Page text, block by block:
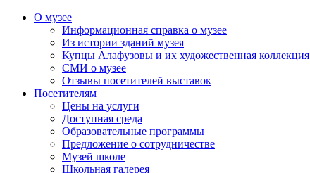
О музее
Информационная справка о музее
Из истории зданий музея
Купцы Алафузовы и их художественная коллекция
СМИ о музее
Отзывы посетителей выставок
Посетителям
Цены на услуги
Доступная среда
Образовательные программы
Предложение о сотрудничестве
Музей школе
Школьная галерея